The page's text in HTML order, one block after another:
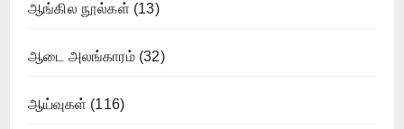
ஆங்கில நூல்கள் (13)
ஆடை அலங்காரம்(32)
ஆய்வுகள் (116)